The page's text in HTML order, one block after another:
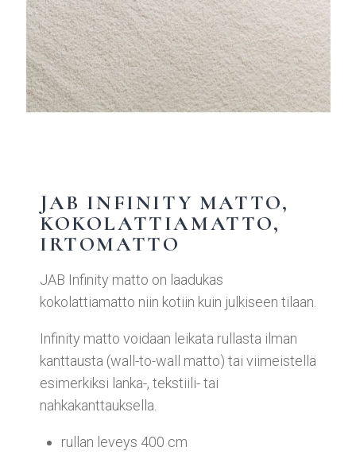
JAB INFINITY MATTO,
KOKOLATTIAMATTO,
IRTOMATTO
JAB Infinity matto on laadukas
kokolattiamatto niin kotiin kuin julkiseen tilaan.
Infinity matto voidaan leikata rullasta ilman
kanttausta (wall-to-wall matto) tai viimeistellä
esimerkiksi lanka-, tekstiili- tai
nahkakanttauksella.
rullan leveys 400 cm